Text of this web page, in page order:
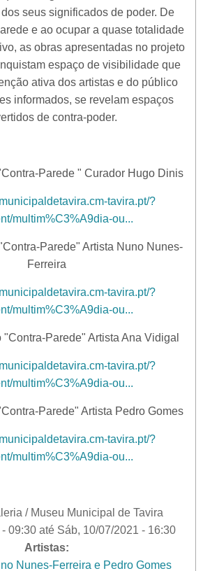
seus significados de poder. De
e ao ocupar a quase totalidade
as obras apresentadas no projeto
espaço de visibilidade que
ativa dos artistas e do público
informados, se revelam espaços
de contra-poder.
Parede " Curador Hugo Dinis
tavira.pt/?
multim%C3%A9dia-ou...
Parede" Artista Nuno Nunes-
Ferreira
tavira.pt/?
multim%C3%A9dia-ou...
Parede" Artista Ana Vidigal
tavira.pt/?
multim%C3%A9dia-ou...
Parede" Artista Pedro Gomes
tavira.pt/?
multim%C3%A9dia-ou...
/ Museu Municipal de Tavira
09:30 até Sáb, 10/07/2021 - 16:30
Artistas:
Nunes-Ferreira e Pedro Gomes